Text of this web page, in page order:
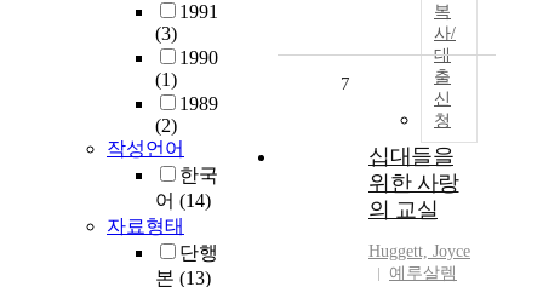
1991
(3)
1990
(1)
1989
(2)
작성언어
한국
어 (14)
자료형태
단행
본 (13)
복
사/
대
출
신
청
7
십대들을
위한 사랑
의 교실
Huggett, Joyce
예루살렘